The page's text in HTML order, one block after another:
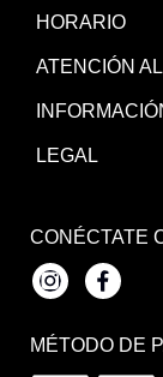
HORARIO
ATENCIÓN
LEGAL
CONÉCTATE
InstagramFacebook
MÉTODO DE